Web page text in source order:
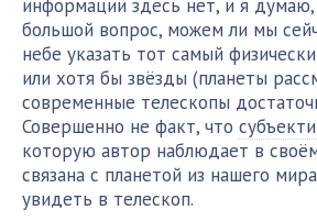
информации здесь нет, и я
большой вопрос, можем ли мы
небе указать тот самый
или хотя бы звёзды (планеты
современные телескопы
Совершенно не факт, что
которую автор наблюдает в
связана с планетой из нашего
увидеть в телескоп.